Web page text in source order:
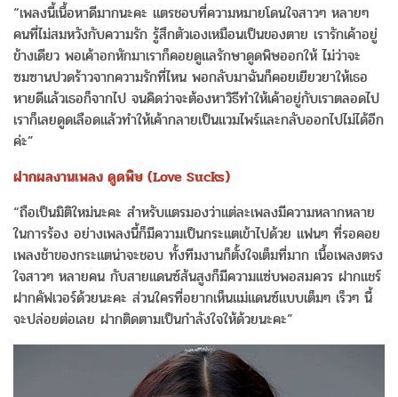
“เพลงนี้เนื้อหาดีมากนะคะ แตรชอบที่ความหมายโดนใจสาวๆ หลายๆ
คนที่ไม่สมหวังกับความรัก รู้สึกตัวเองเหมือนเป็นของตาย เรารักเค้าอยู่
ข้างเดียว พอเค้าอกหักมาเราก็คอยดูแลรักษาดูดพิษออกให้ ไม่ว่าจะ
ซมซานปวดร้าวจากความรักที่ไหน พอกลับมาฉันก็คอยเยียวยาให้เธอ
หายดีแล้วเธอก็จากไป จนคิดว่าจะต้องหาวิธีทำให้เค้าอยู่กับเราตลอดไป
เราก็เลยดูดเลือดแล้วทำให้เค้ากลายเป็นแวมไพร์และกลับออกไปไม่ได้อีก
ค่ะ”
ฝากผลงานเพลง ดูดพิษ (Love Sucks)
“ถือเป็นมิติใหม่นะคะ สำหรับแตรมองว่าแต่ละเพลงมีความหลากหลาย
ในการร้อง อย่างเพลงนี้ก็มีความเป็นกระแตเข้าไปด้วย แฟนๆ ที่รอคอย
เพลงช้าของกระแตน่าจะชอบ ทั้งทีมงานก็ตั้งใจเต็มที่มาก เนื้อเพลงตรง
ใจสาวๆ หลายคน กับสายแดนซ์ส้นสูงก็มีความแซ่บพอสมควร ฝากแชร์
ฝากคัฟเวอร์ด้วยนะคะ ส่วนใครที่อยากเห็นแม่แดนซ์แบบเต็มๆ เร็วๆ นี้
จะปล่อยต่อเลย ฝากติดตามเป็นกำลังใจให้ด้วยนะคะ”